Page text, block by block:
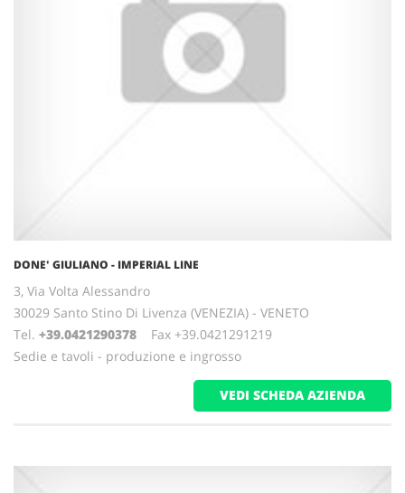
DONE' GIULIANO - IMPERIAL LINE
3, Via Volta Alessandro
30029 Santo Stino Di Livenza (VENEZIA) - VENETO
Tel. +39.0421290378 Fax +39.0421291219
Sedie e tavoli - produzione e ingrosso
VEDI SCHEDA AZIENDA